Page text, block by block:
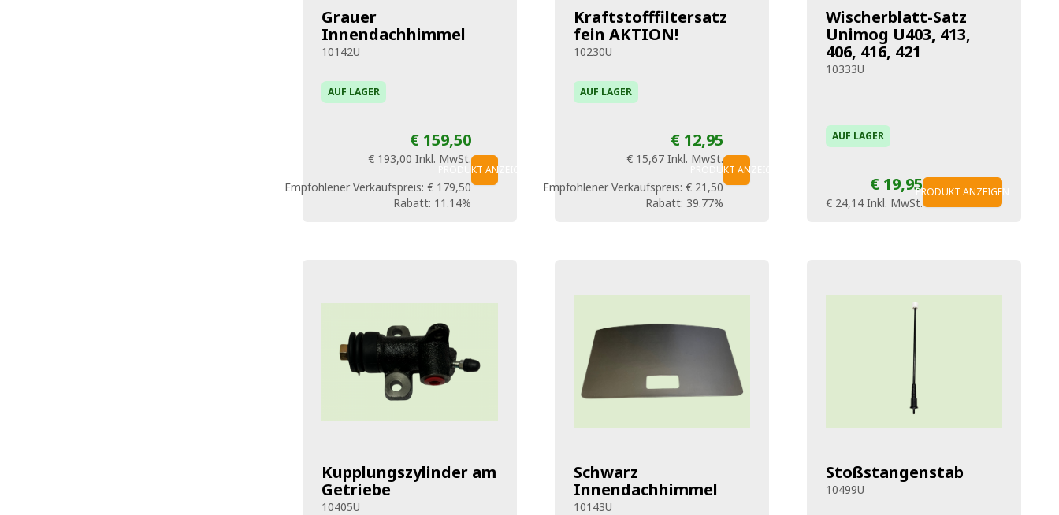
Grauer
Innendachhimmel
10142U
AUF LAGER
€ 159,50
€ 193,00 Inkl. MwSt.
Empfohlener Verkaufspreis: € 179,50
Rabatt: 11.14%
PRODUKT ANZEIGEN
Kraftstofffiltersatz
fein AKTION!
10230U
AUF LAGER
€ 12,95
€ 15,67 Inkl. MwSt.
Empfohlener Verkaufspreis: € 21,50
Rabatt: 39.77%
PRODUKT ANZEIGEN
Wischerblatt-Satz
Unimog U403, 413,
406, 416, 421
10333U
AUF LAGER
€ 19,95
€ 24,14 Inkl. MwSt.
PRODUKT ANZEIGEN
Kupplungszylinder am
Getriebe
10405U
Schwarz
Innendachhimmel
10143U
Stoßstangenstab
10499U